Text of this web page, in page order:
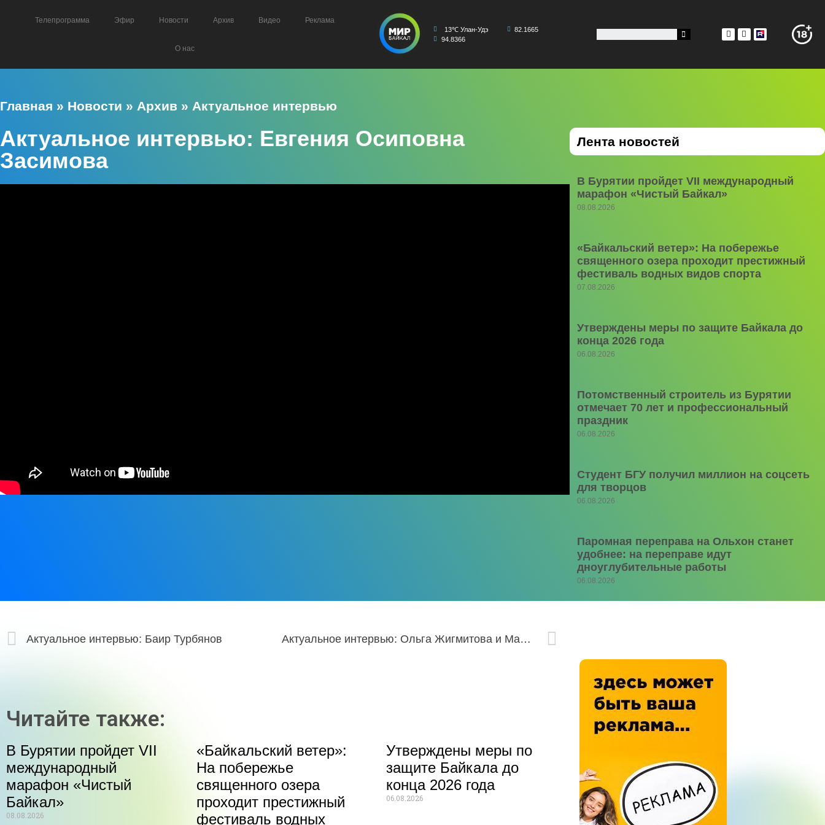
Телепрограмма Эфир Новости Архив Видео Реклама
О нас
13℃ Улан-Удэ
82.1665
94.8366
Главная » Новости » Архив » Актуальное интервью
Актуальное интервью: Евгения Осиповна
Засимова
Лента новостей
В Бурятии пройдет VII международный
марафон «Чистый Байкал»
08.08.2026
«Байкальский ветер»: На побережье
священного озера проходит престижный
фестиваль водных видов спорта
07.08.2026
Утверждены меры по защите Байкала до
конца 2026 года
06.08.2026
Потомственный строитель из Бурятии
отмечает 70 лет и профессиональный
праздник
06.08.2026
Студент БГУ получил миллион на соцсеть
для творцов
06.08.2026
Паромная переправа на Ольхон станет
удобнее: на переправе идут
дноуглубительные работы
06.08.2026
Актуальное интервью: Баир Турбянов Актуальное интервью: Ольга Жигмитова и Майя Балашова
Читайте также:
В Бурятии пройдет VII
международный
марафон «Чистый
Байкал»
08.08.2026
«Байкальский ветер»:
На побережье
священного озера
проходит престижный
фестиваль водных
Утверждены меры по
защите Байкала до
конца 2026 года
06.08.2026